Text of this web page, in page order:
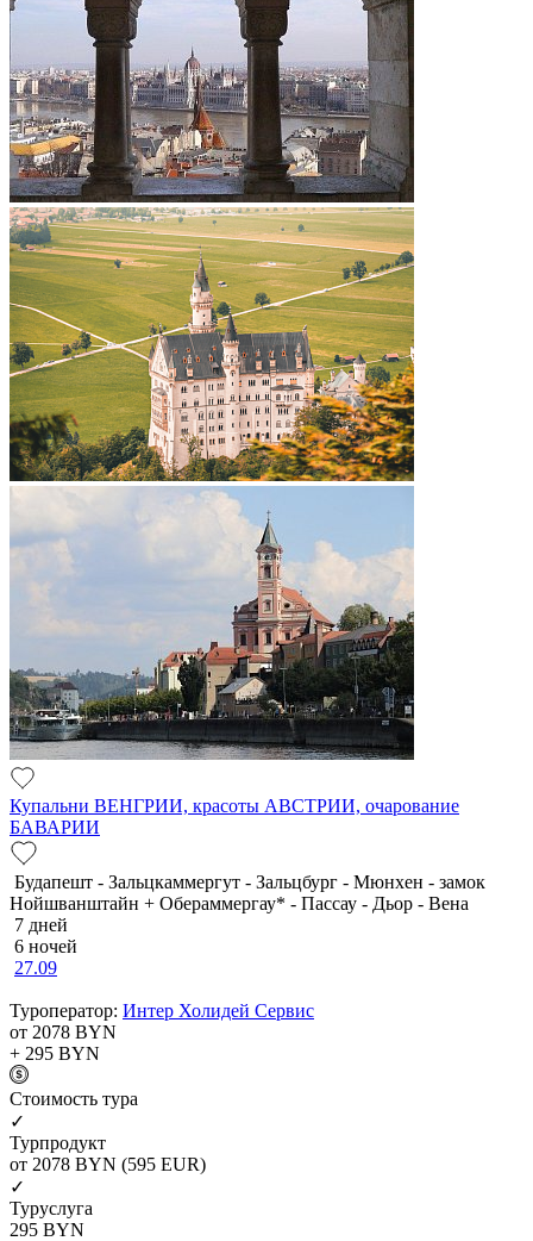
Купальни ВЕНГРИИ, красоты АВСТРИИ, очарование
БАВАРИИ
Будапешт - Зальцкаммергут - Зальцбург - Мюнхен - замок
Нойшванштайн + Обераммергау* - Пассау - Дьор - Вена
7 дней
6 ночей
27.09
Туроператор: Интер Холидей Сервис
от 2078 BYN
+ 295 BYN
Cтоимость тура
✓
Турпродукт
от 2078 BYN (595 EUR)
✓
Туруслуга
295 BYN